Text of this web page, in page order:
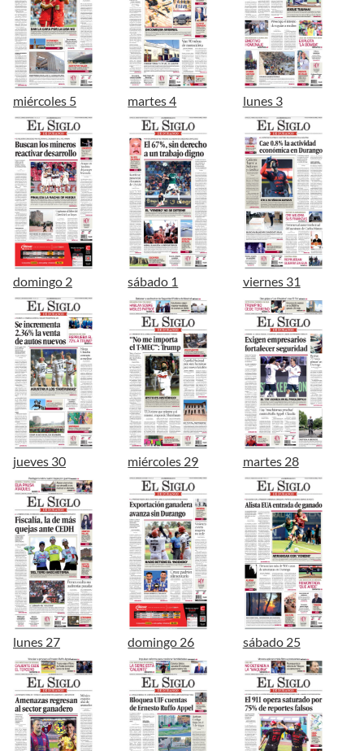
miércoles 5 martes 4 lunes 3
domingo 2 sábado 1 viernes 31
jueves 30 miércoles 29 martes 28
lunes 27 domingo 26 sábado 25